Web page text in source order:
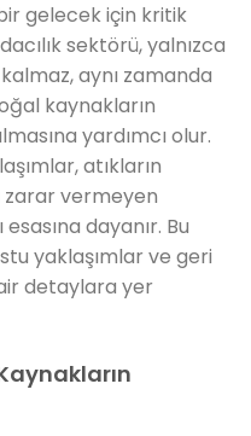
gelecek için kritik
sektörü, yalnızca
aynı zamanda
kaynakların
yardımcı olur.
atıkların
zarar vermeyen
dayanır. Bu
yaklaşımlar ve geri
detaylara yer